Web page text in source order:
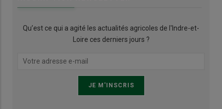
Qu’est ce qui a agité les actualités agricoles de l'Indre-et-
Loire ces derniers jours ?